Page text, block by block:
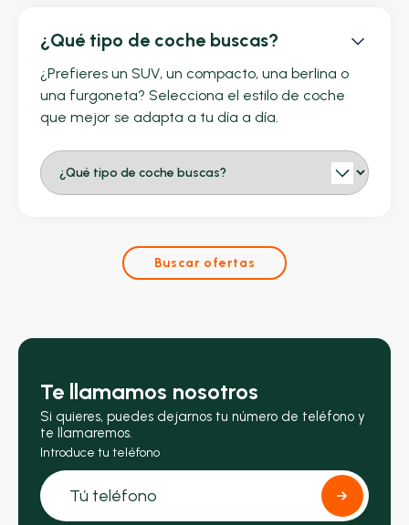
¿Qué tipo de coche buscas?
¿Prefieres un SUV, un compacto, una berlina o
una furgoneta? Selecciona el estilo de coche
que mejor se adapta a tu día a día.
Buscar ofertas
Te llamamos nosotros
Si quieres, puedes dejarnos tu número de teléfono y
te llamaremos.
Introduce tu teléfono